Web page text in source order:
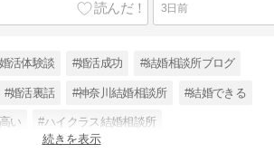
3日前
活体験談 #婚活成功 #結婚相談所ブログ
#婚活裏話 #神奈川結婚相談所 #結婚できる
い #ハイクラス結婚相談所
続きを表示